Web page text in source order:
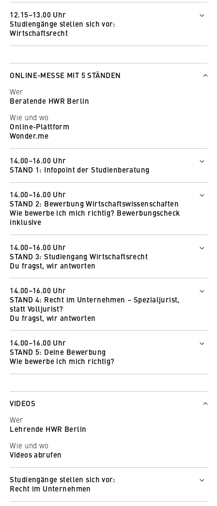
Zum Livestream
Wer
Prof. Dr. Anastasia Baetge
Wie und wo
12.15–13.00 Uhr
Studiengänge stellen sich vor:
Wirtschaftsrecht
Wer
Wie und wo
ONLINE-MESSE MIT 5 STÄNDEN
Wer
Beratende HWR Berlin
Wie und wo
Online-Plattform
Wonder.me
14.00–16.00 Uhr
STAND 1: Infopoint der Studienberatung
Wer
Arndis Heß
Helen Gikal
Wie und wo
So funktioniert Wonder
14.00–16.00 Uhr
STAND 2: Bewerbung Wirtschaftswissenschaften
Wie bewerbe ich mich richtig? Bewerbungscheck
inklusive
Wer
Dave Schnelle
Sebastian Krüger
Wie und wo
So funktioniert Wonder
14.00–16.00 Uhr
STAND 3: Studiengang Wirtschaftsrecht
Du fragst, wir antworten
Wer
Christiane Walczak
Anika Kunz
Patrick Maykowsky
Kim Nguyen
Zur Online-Messe
So funktioniert Wonder
14.00–16.00 Uhr
STAND 4: Recht im Unternehmen – Spezialjurist,
statt Volljurist?
Du fragst, wir antworten
Juliane Strauß
Leslie-Sophie Bastian
14.00–16.00 Uhr
STAND 5: Deine Bewerbung
Wie bewerbe ich mich richtig?
Wer
Wie und wo
So funktioniert Wonder
VIDEOS
Wer
Lehrende HWR Berlin
Wie und wo
Videos abrufen
Studiengänge stellen sich vor:
Recht im Unternehmen